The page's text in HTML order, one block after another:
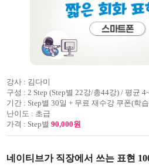
강사 : 김다미
구성 : 2 Step (Step별 22강/총44강) / 평균
기간 : Step별 30일 + 무료 재수강 쿠폰(학
난이도 : 초급
가격 : Step별 90,000원
네이티브가 직장에서 쓰는 표현